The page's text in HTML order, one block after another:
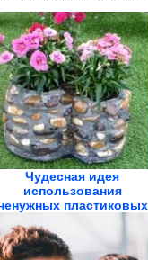
Чудесная идея
использования
пластиковых